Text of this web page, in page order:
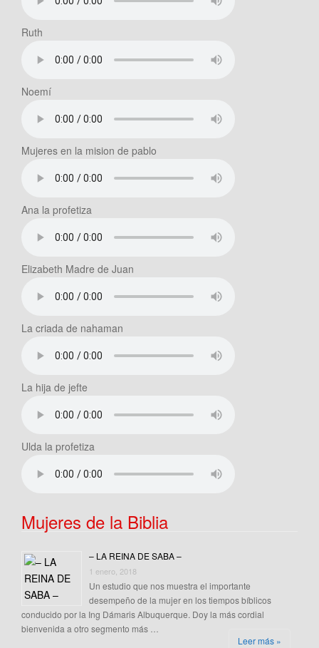
Ruth
Noemí
Mujeres en la mision de pablo
Ana la profetiza
Elizabeth Madre de Juan
La criada de nahaman
La hija de jefte
Ulda la profetiza
Mujeres de la Biblia
– LA REINA DE SABA –
1 enero, 2018
Un estudio que nos muestra el importante
desempeño de la mujer en los tiempos bíblicos
conducido por la Ing Dámaris Albuquerque. Doy la más cordial
bienvenida a otro segmento más …
Leer más »